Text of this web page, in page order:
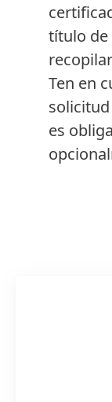
título de
Ten en
es